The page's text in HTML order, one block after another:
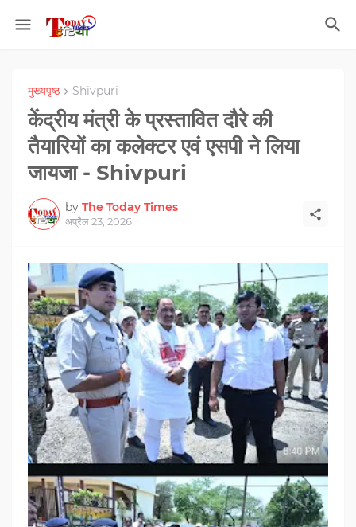
मुख्यपृष्ठ Shivpuri
केंद्रीय मंत्री के प्रस्तावित दौरे की
तैयारियों का कलेक्टर एवं एसपी ने लिया
जायजा - Shivpuri
by The Today Times
अप्रैल 23, 2026